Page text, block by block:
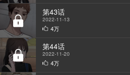
第43话
2022-11-13
4万
第44话
2022-11-20
4万